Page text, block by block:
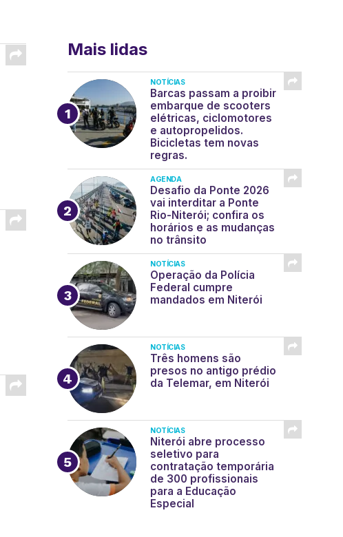
Mais lidas
NOTÍCIAS
Barcas passam a proibir
embarque de scooters
elétricas, ciclomotores
e autopropelidos.
Bicicletas tem novas
regras.
AGENDA
Desafio da Ponte 2026
vai interditar a Ponte
Rio-Niterói; confira os
horários e as mudanças
no trânsito
NOTÍCIAS
Operação da Polícia
Federal cumpre
mandados em Niterói
NOTÍCIAS
Três homens são
presos no antigo prédio
da Telemar, em Niterói
NOTÍCIAS
Niterói abre processo
seletivo para
contratação temporária
de 300 profissionais
para a Educação
Especial